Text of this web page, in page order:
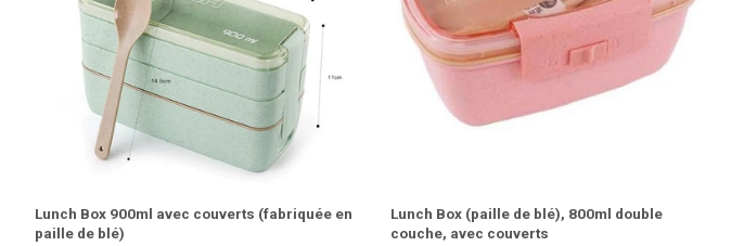
Lunch Box 900ml avec couverts (fabriquée en
paille de blé)
Lunch Box (paille de blé), 800ml double
couche, avec couverts